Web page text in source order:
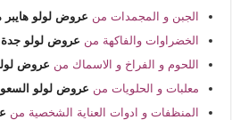
الجبن و المجمدات من عروض لولو
الخضراوات والفاكهة من عروض لولو جدة
اللحوم و الفراخ و الاسماك من عروض
معلبات و الحلويات من عروض لولو
المنظفات و ادوات العناية الشخصية من